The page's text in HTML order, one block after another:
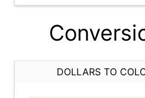
DOLLARS TO